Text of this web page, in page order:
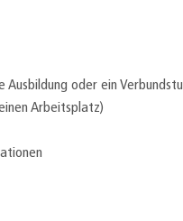
Ausbildung oder ein
Arbeitsplatz)